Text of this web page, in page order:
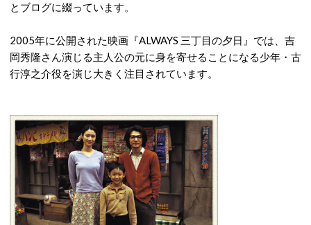
とブログに綴っています。
2005年に公開された映画『ALWAYS 三丁目の夕日』では、吉
岡秀隆さん演じる主人公の元に身を寄せることになる少年・古
行淳之介役を演じ大きく注目されています。